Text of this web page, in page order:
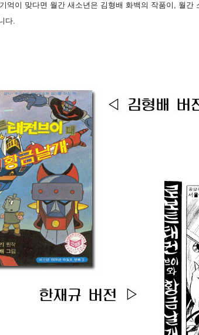
억이 맞다면 월간 새소년은 김형배 화백의 작품이, 월간
다.